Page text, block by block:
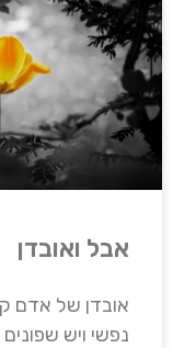
אבל ואובדן
אובדן של אדם
נפשי ויש